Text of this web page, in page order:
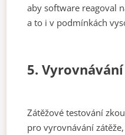
aby software reagoval
a to i v podmínkách
5.
Zátěžové testování
pro vyrovnávání